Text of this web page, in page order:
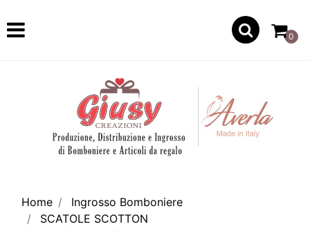
Open
0
Home
Ingrosso Bomboniere
SCATOLE SCOTTON